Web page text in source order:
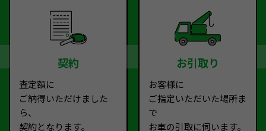
契約
査定額に
ご納得いただけました
ら、
契約となります。
お引取り
お客様に
ご指定いただいた場所ま
で
お車の引取に伺います。